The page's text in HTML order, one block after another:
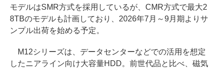
モデルはSMR方式を採用しているが、CMR方式で最大2
8TBのモデルも計画しており、2026年7月～9月期よりサ
ンプル出荷を始める予定。
M12シリーズは、データセンターなどでの活用を想定
したニアライン向け大容量HDD。前世代品と比べ、磁気